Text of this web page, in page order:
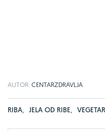
AUTOR: CENTARZDRAVLJA
RIBA, JELA OD RIBE,